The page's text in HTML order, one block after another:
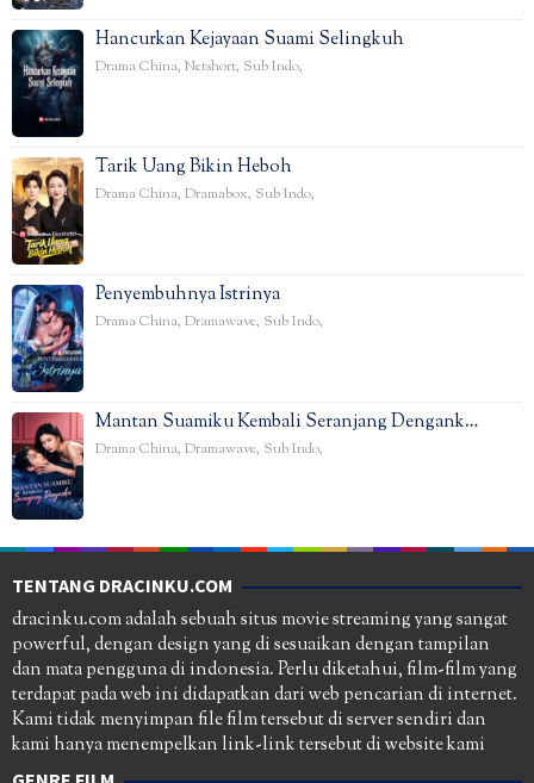
Hancurkan Kejayaan Suami Selingkuh
Drama China, Netshort, Sub Indo,
Tarik Uang Bikin Heboh
Drama China, Dramabox, Sub Indo,
Penyembuhnya Istrinya
Drama China, Dramawave, Sub Indo,
Mantan Suamiku Kembali Seranjang Dengank…
Drama China, Dramawave, Sub Indo,
TENTANG DRACINKU.COM
dracinku.com adalah sebuah situs movie streaming yang sangat
powerful, dengan design yang di sesuaikan dengan tampilan
dan mata pengguna di indonesia. Perlu diketahui, film-film yang
terdapat pada web ini didapatkan dari web pencarian di internet.
Kami tidak menyimpan file film tersebut di server sendiri dan
kami hanya menempelkan link-link tersebut di website kami